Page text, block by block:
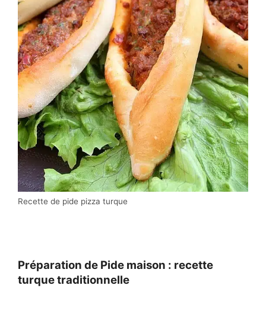
Recette de pide pizza turque
Préparation de Pide maison : recette
turque traditionnelle